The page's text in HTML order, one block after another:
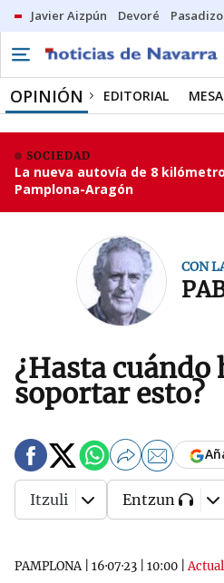
Javier Aizpún Devoré
OPINIÓN EDITORIAL
SOCIEDAD
La nueva autovía de 8
Pamplona-Aragón
CON
¿Hasta cuándo
soportar esto?
PAMPLONA| 16·07·23 10:00 |
Itzuli Entzun